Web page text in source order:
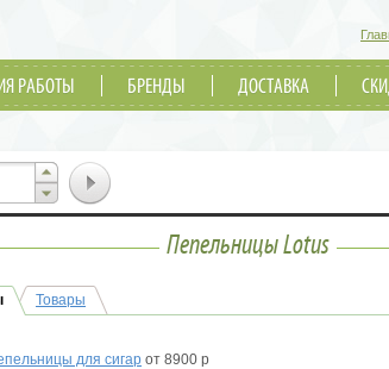
РАБОТЫ БРЕНДЫ ДОСТАВКА
Пепельницы Lotus
Товары
для сигар от 8900 р